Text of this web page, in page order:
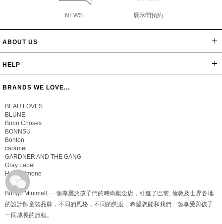
NEWS 展示間預約
ABOUT US
HELP
BRANDS WE LOVE...
BEAU LOVES
BLUNE
Bobo Choses
BONNSU
Bonton
caramel
GARDNER AND THE GANG
Gray Label
Hello Simone
Bungo Minimall, 一個專屬於孩子們的時尚概念店，引進了巴黎, 倫敦及世界各地
的設計師童裝品牌，不同的風格，不同的態度，希望您能和我們一起享受與孩子
一同成長的旅程。